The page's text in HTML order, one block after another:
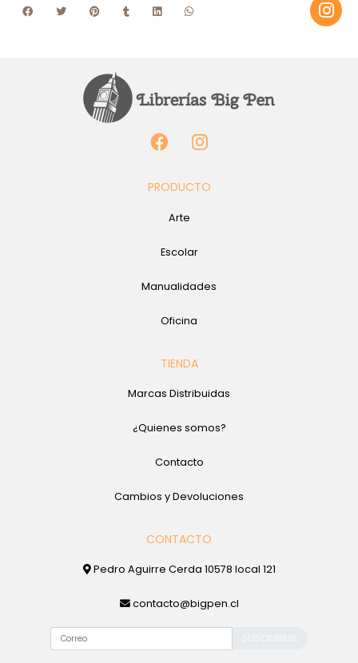
PRODUCTO
Arte
Escolar
Manualidades
Oficina
TIENDA
Marcas Distribuidas
¿Quienes somos?
Contacto
Cambios y Devoluciones
CONTACTO
Pedro Aguirre Cerda 10578 local 121
contacto@bigpen.cl